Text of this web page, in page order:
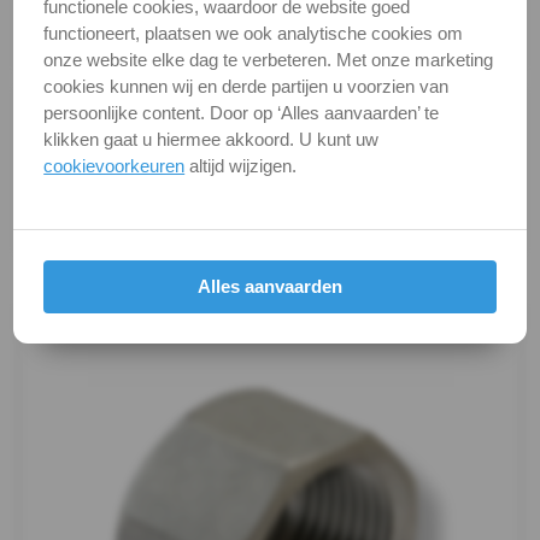
Dubbelnippel
Draadnippel
cilindrisch
zeskant
Kogelkranen
Koppeling
Lasnippel
DIN / Artikelnummer
F 326
A4 ( RVS / INOX )
Alle maten zijn in millimeters.
Foto's van producten zijn alleen illustraties en
kunnen soms afwijken van het werkelijke object. Het
eigenschappen.
Productafbeeldingen
functionele cookies, waardoor de website goed
functioneert, plaatsen we ook analytische cookies om
onze website elke dag te verbeteren. Met onze marketing
cookies kunnen wij en derde partijen u voorzien van
persoonlijke content. Door op ‘Alles aanvaarden’ te
klikken gaat u hiermee akkoord. U kunt uw
cookievoorkeuren altijd wijzigen.
Alles aanvaarden